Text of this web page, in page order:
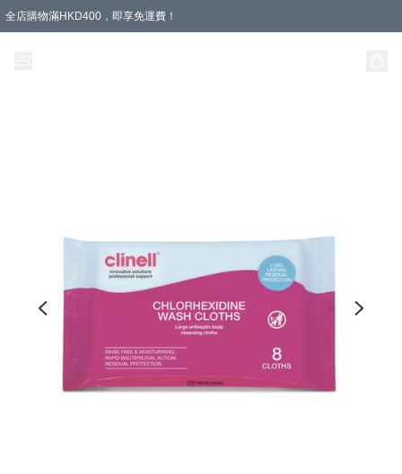
全店購物滿HKD400，即享免運費！